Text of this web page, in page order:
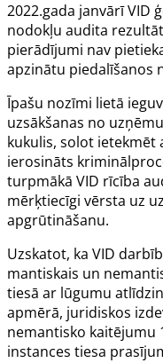
2022.gada janvārī VID
nodokļu audita
pierādījumi nav
apzinātu piedalīšanos
Īpašu nozīmi lietā
uzsākšanas no
kukulis, solot ietekmēt
ierosināts
turpmākā VID rīcība
mērķtiecīgi vērsta uz
apgrūtināšanu.
Uzskatot, ka VID
mantiskais un
tiesā ar lūgumu
apmērā, juridiskos
nemantisko kaitējumu
instances tiesa